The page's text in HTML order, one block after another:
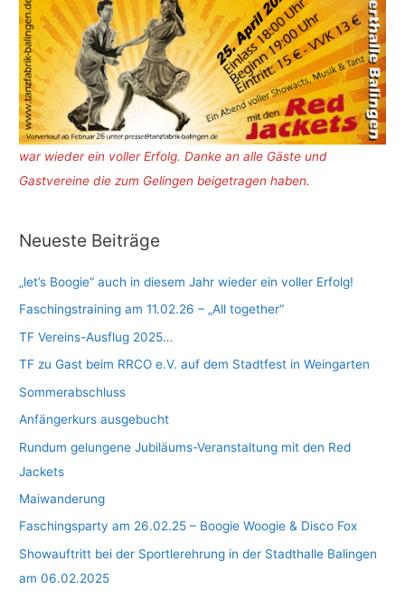
war wieder ein voller Erfolg. Danke an alle Gäste und
Gastvereine die zum Gelingen beigetragen haben.
Neueste Beiträge
„let’s Boogie“ auch in diesem Jahr wieder ein voller Erfolg!
Faschingstraining am 11.02.26 – „All together“
TF Vereins-Ausflug 2025…
TF zu Gast beim RRCO e.V. auf dem Stadtfest in Weingarten
Sommerabschluss
Anfängerkurs ausgebucht
Rundum gelungene Jubiläums-Veranstaltung mit den Red
Jackets
Maiwanderung
Faschingsparty am 26.02.25 – Boogie Woogie & Disco Fox
Showauftritt bei der Sportlerehrung in der Stadthalle Balingen
am 06.02.2025